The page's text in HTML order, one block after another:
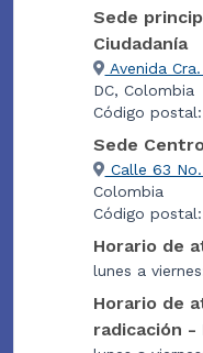
Sede
Ciudadanía
Avenida
DC, Colombia
Código postal:
Sede
Calle 63
Colombia
Código postal:
Horario de
lunes a
Horario de
radicación -